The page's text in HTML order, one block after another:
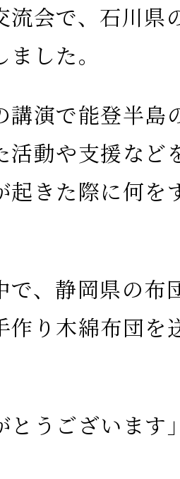
流会で、石川県
した。
講演で能登半島
活動や支援など
起きた際に何を
で、静岡県の布
作り木綿布団を
とうございま